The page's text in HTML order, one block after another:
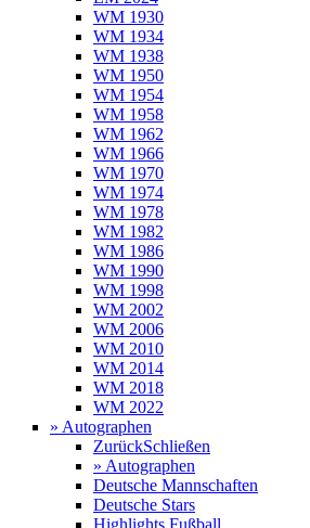
WM 1930
WM 1934
WM 1938
WM 1950
WM 1954
WM 1958
WM 1962
WM 1966
WM 1970
WM 1974
WM 1978
WM 1982
WM 1986
WM 1990
WM 1998
WM 2002
WM 2006
WM 2010
WM 2014
WM 2018
WM 2022
» Autographen
ZurückSchließen
» Autographen
Deutsche Mannschaften
Deutsche Stars
Highlights Fußball